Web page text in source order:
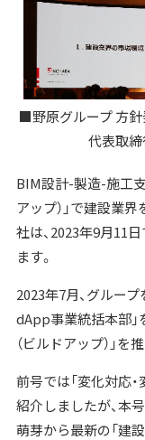
■野原グループ 方針
代表取締
BIM設計-製造-施工
アップ）」で建設業
社は、2023年9月11
ます。
2023年7月、グルー
dApp事業統括本部」
（ビルドアップ）」を
前号では「変化対応
紹介しましたが、本
萌芽から最新の「建